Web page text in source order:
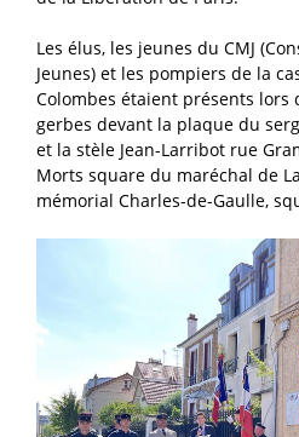
Les élus, les jeunes du CMJ
Jeunes) et les pompiers de la
Colombes étaient présents lors
gerbes devant la plaque du
et la stèle Jean-Larribot rue
Morts square du maréchal de
mémorial Charles-de-Gaulle,